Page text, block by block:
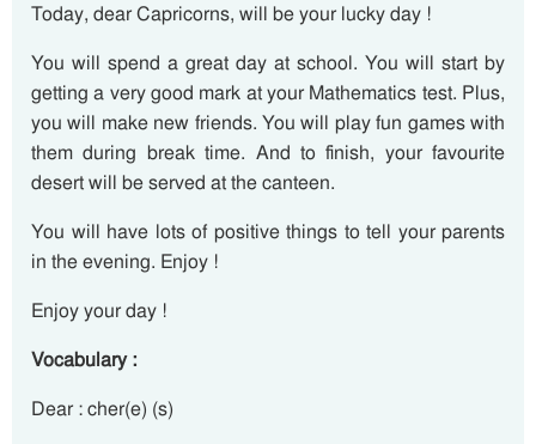
Today, dear Capricorns, will be your lucky day !
You will spend a great day at school. You will start by
getting a very good mark at your Mathematics test. Plus,
you will make new friends. You will play fun games with
them during break time. And to finish, your favourite
desert will be served at the canteen.
You will have lots of positive things to tell your parents
in the evening. Enjoy !
Enjoy your day !
Vocabulary :
Dear : cher(e) (s)